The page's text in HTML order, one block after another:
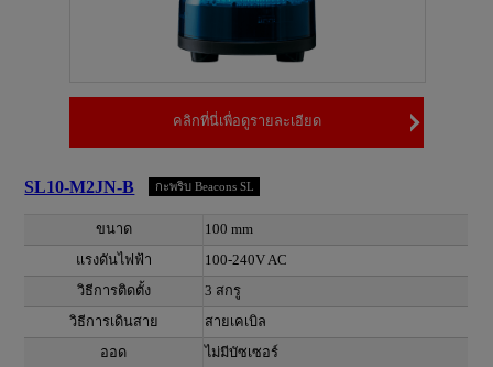
คลิกที่นี่เพื่อดูรายละเอียด
SL10-M2JN-B กะพริบ Beacons SL
ขนาด
100 mm
แรงดันไฟฟ้า
100-240V AC
วิธีการติดตั้ง
3 สกรู
วิธีการเดินสาย
สายเคเบิล
ออด
ไม่มีบัซเซอร์